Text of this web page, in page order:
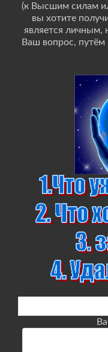
(к Высшим силам
вы хотите
является личным,
Ваш вопрос,